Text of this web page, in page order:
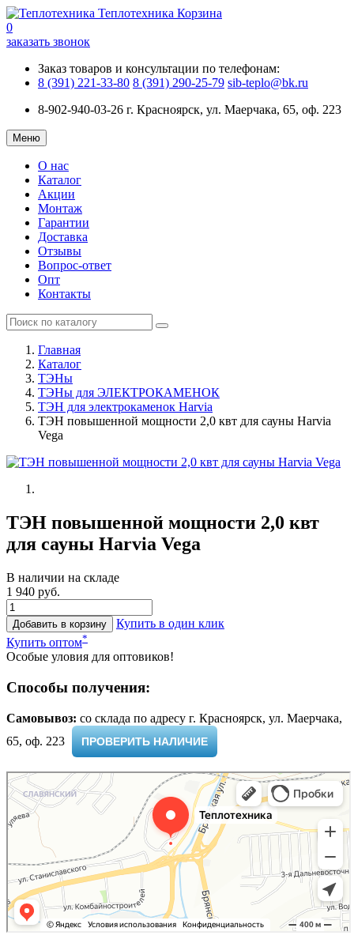
Теплотехника Корзина
0
заказать звонок
Заказ товаров и консультации по телефонам:
8 (391) 221-33-80 8 (391) 290-25-79 sib-teplo@bk.ru
8-902-940-03-26 г. Красноярск, ул. Маерчака, 65, оф. 223
Меню
О нас
Каталог
Акции
Монтаж
Гарантии
Доставка
Отзывы
Вопрос-ответ
Опт
Контакты
Главная
Каталог
ТЭНы
ТЭНы для ЭЛЕКТРОКАМЕНОК
ТЭН для электрокаменок Harvia
ТЭН повышенной мощности 2,0 квт для сауны Harvia
Vega
ТЭН повышенной мощности 2,0 квт
для сауны Harvia Vega
В наличии на складе
1 940 руб.
Добавить в корзину
Купить в один клик
Купить оптом*
Особые уловия для оптовиков!
Способы получения:
Самовывоз: cо склада по адресу г. Красноярск, ул. Маерчака,
65, оф. 223 ​
ПРОВЕРИТЬ НАЛИЧИЕ